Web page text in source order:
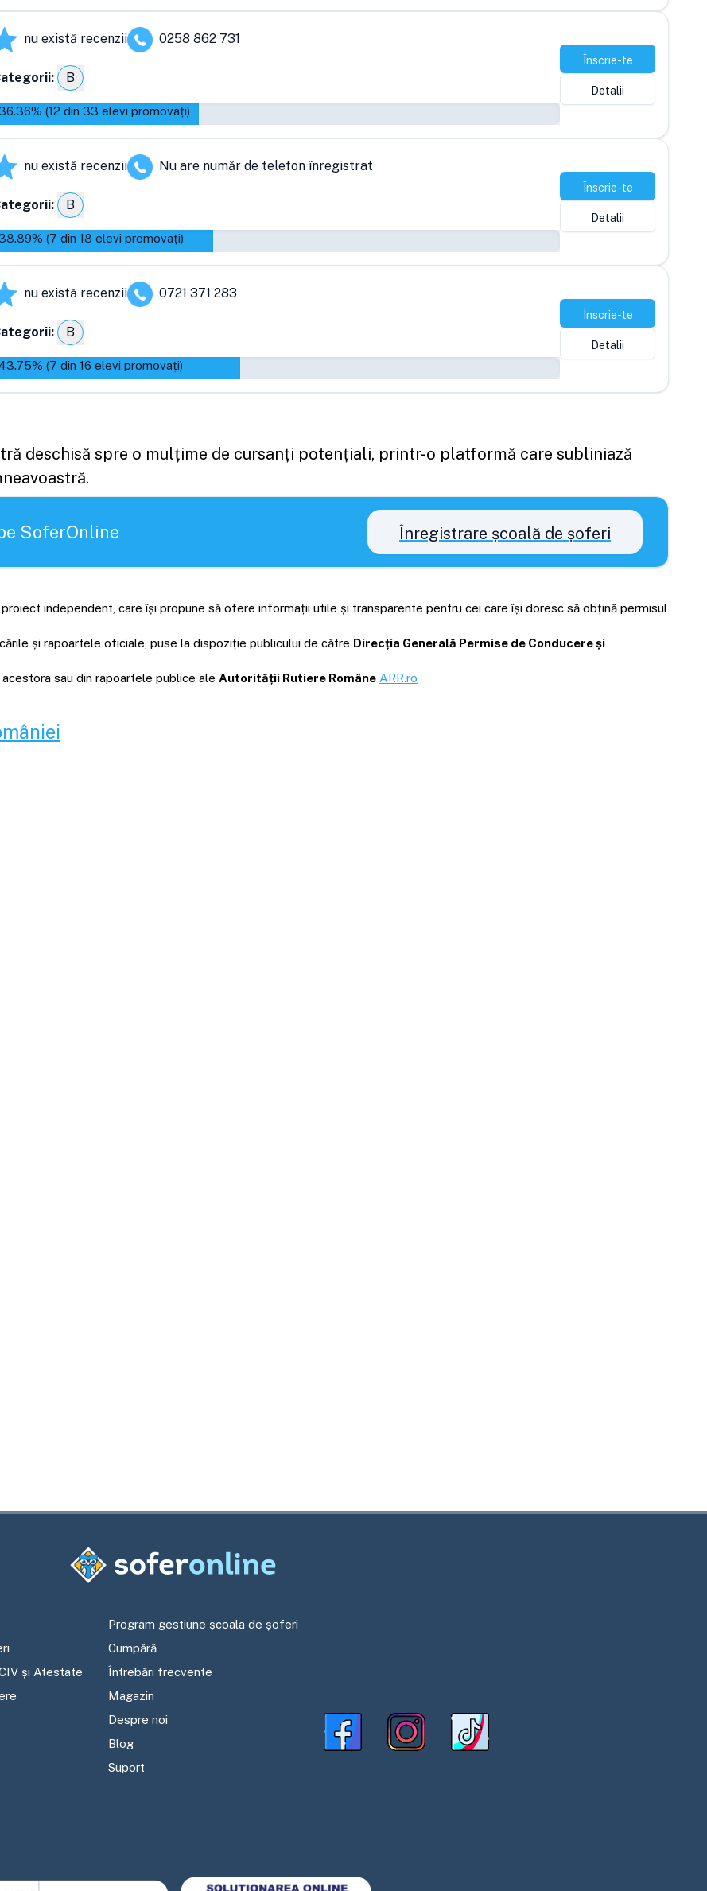
nu există recenzii 0258 862 731
B
% (12 din 33 elevi promovați)
Înscrie-te
Detalii
nu există recenzii Nu are număr de telefon înregistrat
B
% (7 din 18 elevi promovați)
Înscrie-te
Detalii
nu există recenzii 0721 371 283
B
43.75% (7 din 16 elevi promovați)
Înscrie-te
Detalii
deschisă spre o mulțime de cursanți potențiali, printr-o platformă care subliniază
SoferOnline Înregistrare școală de șoferi
independent, care își propune să ofere informații utile și transparente pentru cei care își doresc să obțină permisul
și rapoartele oficiale, puse la dispoziție publicului de către Direcția Generală Permise de Conducere și
sau din rapoartele publice ale Autorității Rutiere Române ARR.ro
și Atestate
Program gestiune școala de șoferi
Cumpără
Întrebări frecvente
Magazin
Despre noi
Blog
Suport